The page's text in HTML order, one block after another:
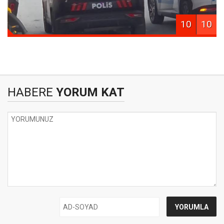
10 10
HABERE YORUM KAT